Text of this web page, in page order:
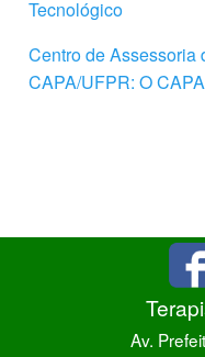
Tecnológico
Centro de Assessoria
CAPA/UFPR: O
Av.